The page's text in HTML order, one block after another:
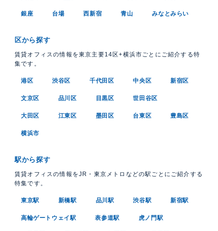
銀座 台場 西新宿 青山 みなとみらい
区から探す
賃貸オフィスの情報を東京主要14区+横浜市ごとにご紹介する特
集です。
港区 渋谷区 千代田区 中央区 新宿区
文京区 品川区 目黒区 世田谷区
大田区 江東区 墨田区 台東区 豊島区
横浜市
駅から探す
賃貸オフィスの情報をJR・東京メトロなどの駅ごとにご紹介する
特集です。
東京駅 新橋駅 品川駅 渋谷駅 新宿駅
高輪ゲートウェイ駅 表参道駅 虎ノ門駅